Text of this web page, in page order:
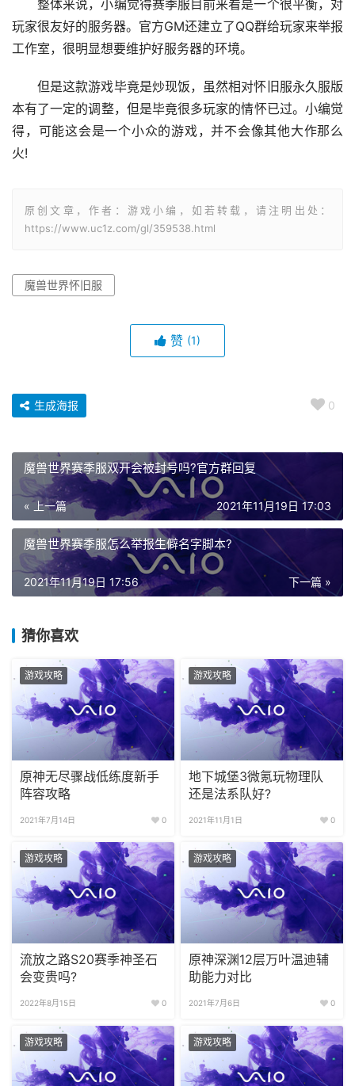
整体来说，小编觉得赛季服目前来看是一个很平衡，对
玩家很友好的服务器。官方GM还建立了QQ群给玩家来举报
工作室，很明显想要维护好服务器的环境。
但是这款游戏毕竟是炒现饭，虽然相对怀旧服永久服版
本有了一定的调整，但是毕竟很多玩家的情怀已过。小编觉
得，可能这会是一个小众的游戏，并不会像其他大作那么
火!
原创文章，作者：游戏小编，如若转载，请注明出处：
https://www.uc1z.com/gl/359538.html
魔兽世界怀旧服
赞 (1)
0
生成海报
魔兽世界赛季服双开会被封号吗?官方群回复
« 上一篇 2021年11月19日 17:03
魔兽世界赛季服怎么举报生僻名字脚本?
下一篇 »
2021年11月19日 17:56
猜你喜欢
游戏攻略
原神无尽骤战低练度新手
阵容攻略
2021年7月14日 0
游戏攻略
地下城堡3微氪玩物理队
还是法系队好?
2021年11月1日 0
游戏攻略
流放之路S20赛季神圣石
会变贵吗?
2022年8月15日 0
游戏攻略
原神深渊12层万叶温迪辅
助能力对比
2021年7月6日 0
游戏攻略 游戏攻略